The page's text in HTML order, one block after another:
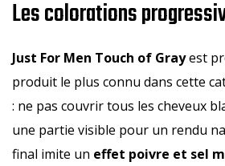
Les colorations
Just For Men Touch of Grayest
produit le plus connu dans cette
: ne pas couvrir tous les cheveux
une partie visible pour un rendu
final imite un effet poivre et sel